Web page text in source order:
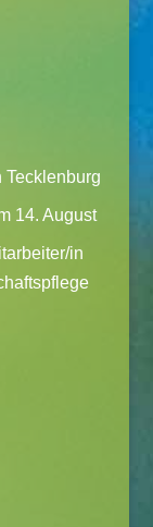
Tecklenburg
14. August
in